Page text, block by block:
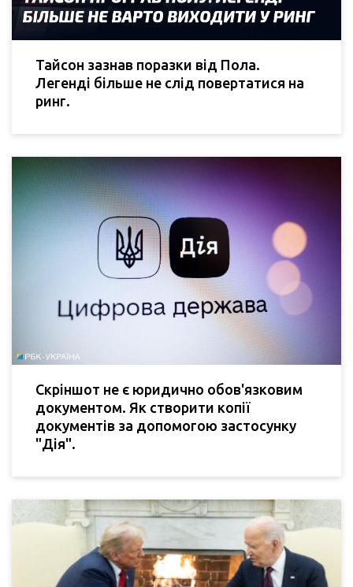
Тайсон зазнав поразки від Пола.
Легенді більше не слід повертатися на
ринг.
Скріншот не є юридично обов'язковим
документом. Як створити копії
документів за допомогою застосунку
"Дія".